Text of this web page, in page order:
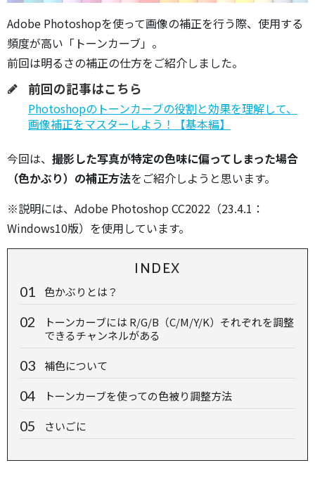
Adobe Photoshopを使って画像の補正を行う際、使用する
頻度が高い「トーンカーブ」。
前回は明るさの補正の仕方をご紹介しました。
前回の記事はこちら
Photoshopのトーンカーブの役割と効果を理解して、
画像補正をマスターしよう！【基本編】
今回は、 撮影した写真が特定の色味に偏ってしまった場合
（色かぶり）の補正方法をご紹介しようと思います。
※説明には、Adobe Photoshop CC2022（23.4.1：
Windows10版）を使用しています。
INDEX
色かぶりとは？
トーンカーブには R/G/B（C/M/Y/K）それぞれを調整
できるチャンネルがある
補色について
トーンカーブを使っての色被り調整方法
さいごに